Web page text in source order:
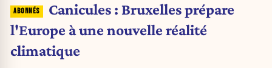
Canicules : Bruxelles prépare
l'Europe à une nouvelle réalité
climatique